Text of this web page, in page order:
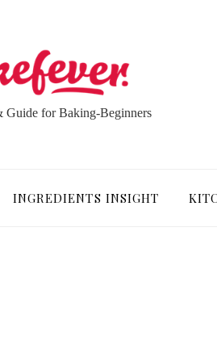
Guide for Baking-Beginners
INGREDIENTS INSIGHT